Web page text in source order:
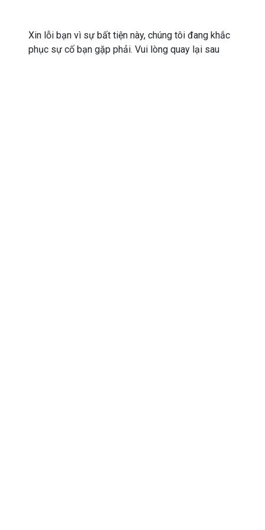
Xin lỗi bạn vì sự bất tiện này, chúng tôi đang khắc
phục sự cố bạn gặp phải. Vui lòng quay lại sau